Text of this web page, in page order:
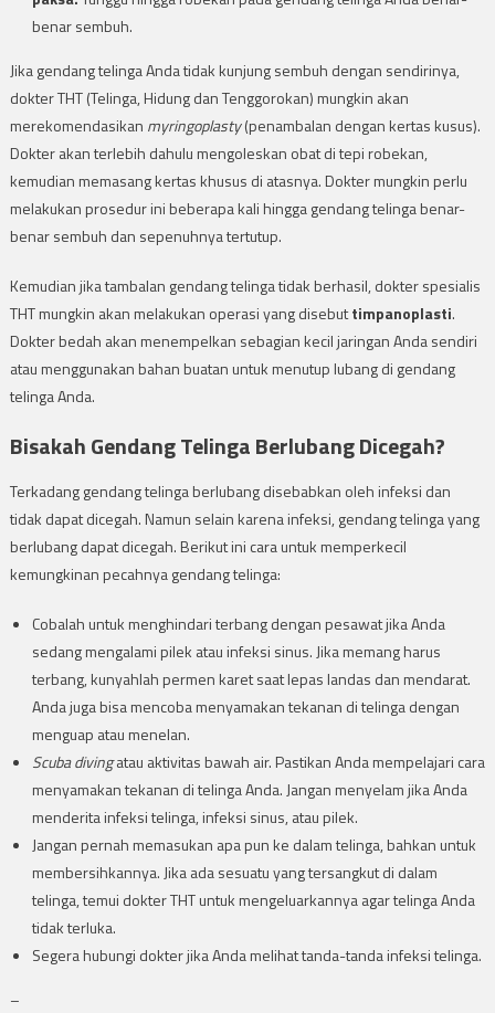
benar sembuh.
Jika gendang telinga Anda tidak kunjung sembuh dengan sendirinya,
dokter THT (Telinga, Hidung dan Tenggorokan) mungkin akan
merekomendasikan myringoplasty(penambalan dengan kertas kusus).
Dokter akan terlebih dahulu mengoleskan obat di tepi robekan,
kemudian memasang kertas khusus di atasnya. Dokter mungkin perlu
melakukan prosedur ini beberapa kali hingga gendang telinga benar-
benar sembuh dan sepenuhnya tertutup.
Kemudian jika tambalan gendang telinga tidak berhasil, dokter spesialis
THT mungkin akan melakukan operasi yang disebuttimpanoplasti.
Dokter bedah akan menempelkan sebagian kecil jaringan Anda sendiri
atau menggunakan bahan buatan untuk menutup lubang di gendang
telinga Anda.
Bisakah Gendang Telinga Berlubang Dicegah?
Terkadang gendang telinga berlubang disebabkan oleh infeksi dan
tidak dapat dicegah. Namun selain karena infeksi, gendang telinga yang
berlubang dapat dicegah. Berikut ini cara untuk memperkecil
kemungkinan pecahnya gendang telinga:
Cobalah untuk menghindari terbang dengan pesawat jika Anda
sedang mengalami pilek atau infeksi sinus. Jika memang harus
terbang, kunyahlah permen karet saat lepas landas dan mendarat.
Anda juga bisa mencoba menyamakan tekanan di telinga dengan
menguap atau menelan.
Scuba divingatau aktivitas bawah air. Pastikan Anda mempelajari cara
menyamakan tekanan di telinga Anda. Jangan menyelam jika Anda
menderita infeksi telinga, infeksi sinus, atau pilek.
Jangan pernah memasukan apa pun ke dalam telinga, bahkan untuk
membersihkannya. Jika ada sesuatu yang tersangkut di dalam
telinga, temui dokter THT untuk mengeluarkannya agar telinga Anda
tidak terluka.
Segera hubungi dokter jika Anda melihat tanda-tanda infeksi telinga.
–